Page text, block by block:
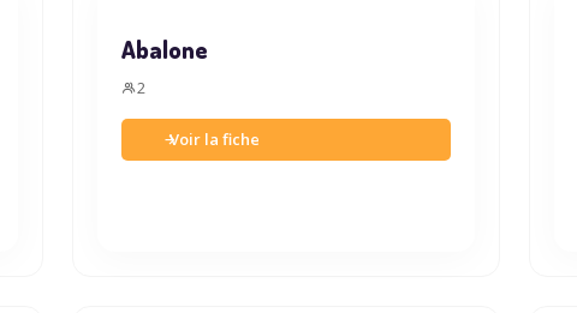
Abalone
2
Voir la fiche